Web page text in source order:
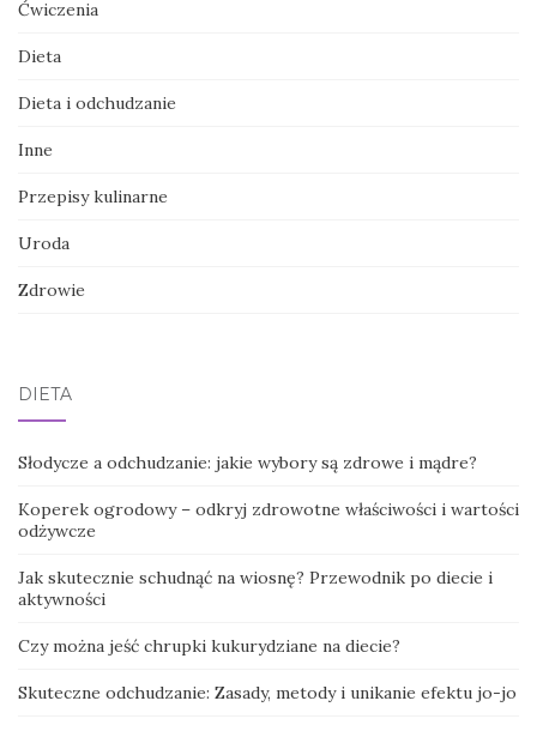
Ćwiczenia
Dieta
Dieta i odchudzanie
Inne
Przepisy kulinarne
Uroda
Zdrowie
DIETA
Słodycze a odchudzanie: jakie wybory są zdrowe i mądre?
Koperek ogrodowy – odkryj zdrowotne właściwości i wartości
odżywcze
Jak skutecznie schudnąć na wiosnę? Przewodnik po diecie i
aktywności
Czy można jeść chrupki kukurydziane na diecie?
Skuteczne odchudzanie: Zasady, metody i unikanie efektu jo-jo